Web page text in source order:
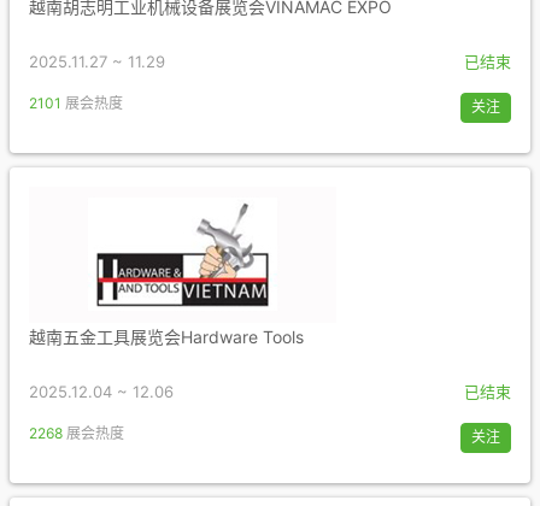
越南胡志明工业机械设备展览会VINAMAC EXPO
2025.11.27 ~ 11.29 已结束
2101 展会热度 关注
越南五金工具展览会Hardware Tools
2025.12.04 ~ 12.06 已结束
2268 展会热度 关注